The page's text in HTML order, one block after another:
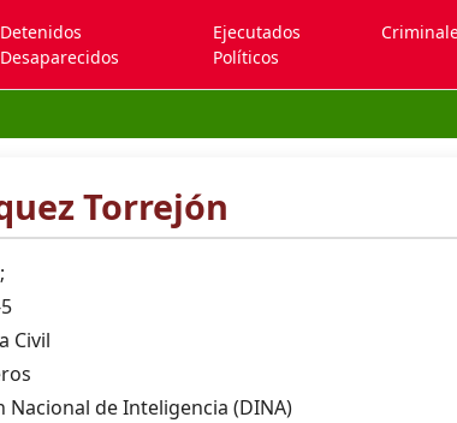
Detenidos
Desaparecidos
Ejecutados
Políticos
Torrejón
Civil
Nacional de Inteligencia (DINA)